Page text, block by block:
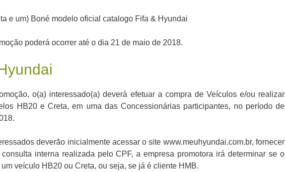
e um) Boné modelo oficial catalogo Fifa & Hyundai
poderá ocorrer até o dia 21 de maio de 2018.
o(a) interessado(a) deverá efetuar a compra de Veículos e/ou realizar
HB20 e Creta, em uma das Concessionárias participantes, no período de
deverão inicialmente acessar o site www.meuhyundai.com.br, fornecer
interna realizada pelo CPF, a empresa promotora irá determinar se o
veículo HB20 ou Creta, ou seja, se já é cliente HMB.